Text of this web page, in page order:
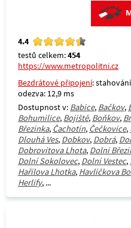
4.4
testů celkem:454
https://www.metropolitni.cz
Bezdrátové připojení:
odezva: 12,9 ms
Dostupnost v: Babice, Bačkov,
Bohumilice, Bojiště, Boňkov,
Březinka, Čachotín, Čečkovice,
Dlouhá Ves, Dobkov, Dobrá,
Dobrovítova Lhota, Dolní
Dolní Sokolovec, Dolní Vestec,
Hařilova Lhotka, Havlíčkova
Herlify, ...